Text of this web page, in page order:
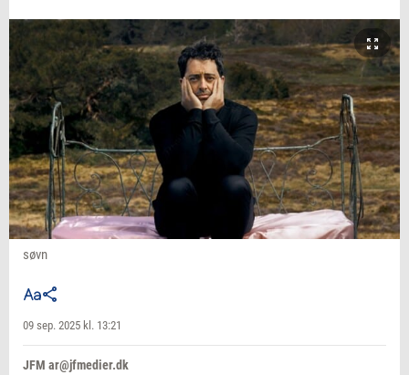
søvn
09 sep. 2025 kl. 13:21
JFM ar@jfmedier.dk